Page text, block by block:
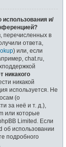
использования и/
перечисленных в
ответа,
) или, если
chat.ru,
никакого
никакой
используется. Не
(о
за неё и т. д.),
или которые
Limited. Если
об использовании
подробного